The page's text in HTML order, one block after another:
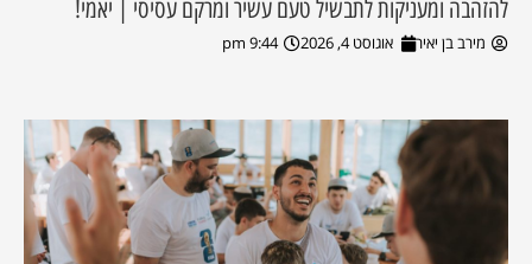
להזהבה ומעניקות לתבשיל טעם עשיר ומרקם עסיסי | יאמי!
מירב בן יאיר אוגוסט 4, 2026 9:44 pm